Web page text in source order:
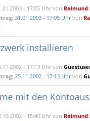
- 17:05 Uhr von Raimund
31.01.2003 - 17:05 Uhrvon
installieren
- 17:13 Uhr von
25.11.2002 - 17:13 Uhrvon
mit den
- 15:40 Uhr von Raimund